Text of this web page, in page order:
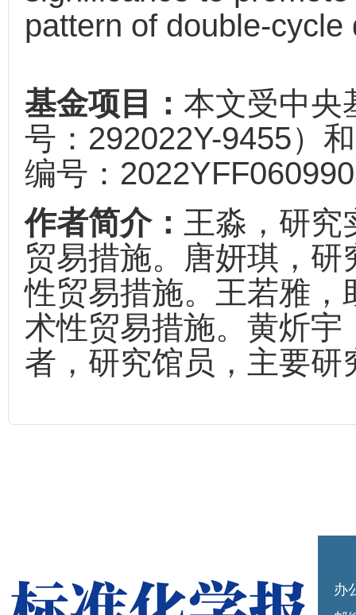
pattern of double-
基金项目： 本文受中央
号：292022Y-9455）
编号：
作者简介： 王淼，研究
贸易措施。唐妍琪，
性贸易措施。王若雅
术性贸易措施。黄炘
者，研究馆员，主要
办